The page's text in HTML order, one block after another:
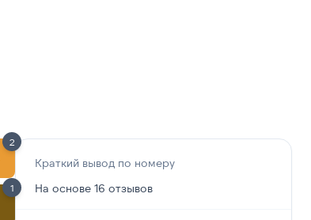
2
1
Краткий вывод по номеру
На основе 16 отзывов